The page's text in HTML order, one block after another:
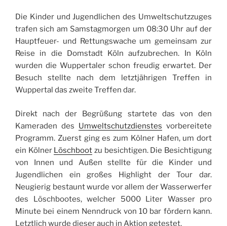
Die Kinder und Jugendlichen des Umweltschutzzuges
trafen sich am Samstagmorgen um 08:30 Uhr auf der
Hauptfeuer- und Rettungswache um gemeinsam zur
Reise in die Domstadt Köln aufzubrechen. In Köln
wurden die Wuppertaler schon freudig erwartet. Der
Besuch stellte nach dem letztjährigen Treffen in
Wuppertal das zweite Treffen dar.
Direkt nach der Begrüßung startete das von den
Kameraden des Umweltschutzdienstes vorbereitete
Programm. Zuerst ging es zum Kölner Hafen, um dort
ein Kölner Löschboot zu besichtigen. Die Besichtigung
von Innen und Außen stellte für die Kinder und
Jugendlichen ein großes Highlight der Tour dar.
Neugierig bestaunt wurde vor allem der Wasserwerfer
des Löschbootes, welcher 5000 Liter Wasser pro
Minute bei einem Nenndruck von 10 bar fördern kann.
Letztlich wurde dieser auch in Aktion getestet.